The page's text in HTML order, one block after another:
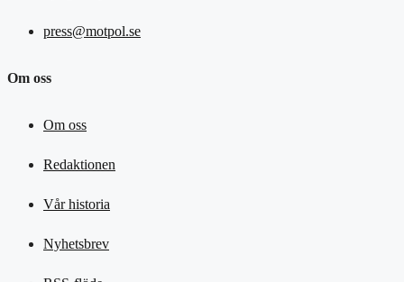
press@motpol.se
Om oss
Om oss
Redaktionen
Vår historia
Nyhetsbrev